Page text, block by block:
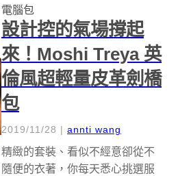
電腦包
設計控的氣場撐起
來！Moshi Treya 英
倫風超輕量皮革劍橋
包
2019/11/28 | annti wang
精緻的套裝、看似不經意卻從不
隨便的衣著，你每天悉心挑選服